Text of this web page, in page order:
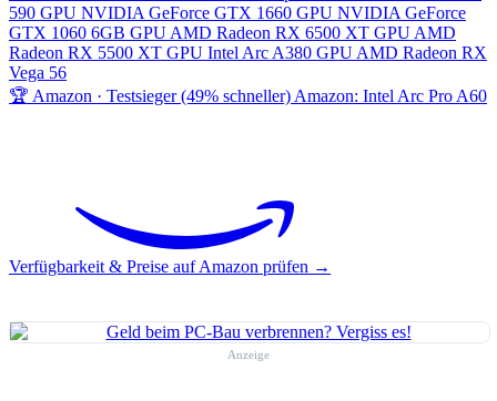
590 GPU NVIDIA GeForce GTX 1660 GPU NVIDIA GeForce
GTX 1060 6GB GPUAMD Radeon RX 6500 XT GPUAMD
Radeon RX 5500 XT GPU Intel Arc A380 GPUAMD Radeon RX
Vega 56
🏆 Amazon · Testsieger (49% schneller)Amazon: Intel Arc Pro A60
Verfügbarkeit & Preise auf Amazon prüfen →
Anzeige